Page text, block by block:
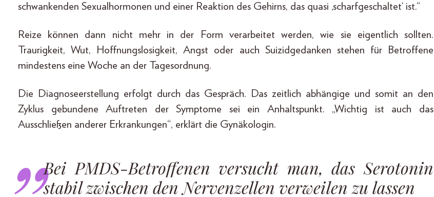
schwankenden Sexualhormonen und einer Reaktion des Gehirns, das quasi ‚scharfgeschaltet‘ ist.“
Reize können dann nicht mehr in der Form verarbeitet werden, wie sie eigentlich sollten.
Traurigkeit, Wut, Hoffnungslosigkeit, Angst oder auch Suizidgedanken stehen für Betroffene
mindestens eine Woche an der Tagesordnung.
Die Diagnoseerstellung erfolgt durch das Gespräch. Das zeitlich abhängige und somit an den
Zyklus gebundene Auftreten der Symptome sei ein Anhaltspunkt. „Wichtig ist auch das
Ausschließen anderer Erkrankungen“, erklärt die Gynäkologin.
Bei PMDS-Betroffenen versucht man, das Serotonin
stabil zwischen den Nervenzellen verweilen zu lassen